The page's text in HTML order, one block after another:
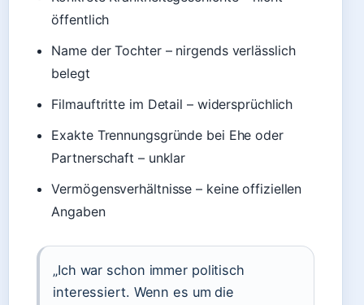
öffentlich
Name der Tochter – nirgends verlässlich
belegt
Filmauftritte im Detail – widersprüchlich
Exakte Trennungsgründe bei Ehe oder
Partnerschaft – unklar
Vermögensverhältnisse – keine offiziellen
Angaben
„Ich war schon immer politisch
interessiert. Wenn es um die